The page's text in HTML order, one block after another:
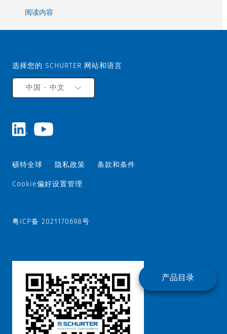
阅读内容
产品目录
选择您的 SCHURTER 网站和语言
中国 - 中文
硕特全球 隐私政策 条款和条件
Cookie偏好设置管理
粤ICP备 2021170698号